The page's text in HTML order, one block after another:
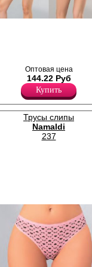
однотонные, с
декоративным бантиком, х/б
ластовицей.
Хлопок 100%
Оптовая цена
144.22 Руб
Купить
Трусы слипы
Namaldi
237